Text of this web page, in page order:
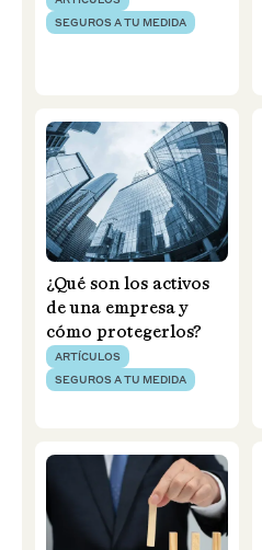
SEGUROS A TU MEDIDA
¿Qué son los activos
de una empresa y
cómo protegerlos?
ARTÍCULOS
SEGUROS A TU MEDIDA